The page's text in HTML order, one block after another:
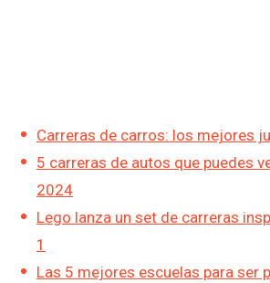
Carreras de carros: los mejores
5 carreras de autos que puedes
2024
Lego lanza un set de carreras
1
Las 5 mejores escuelas para ser